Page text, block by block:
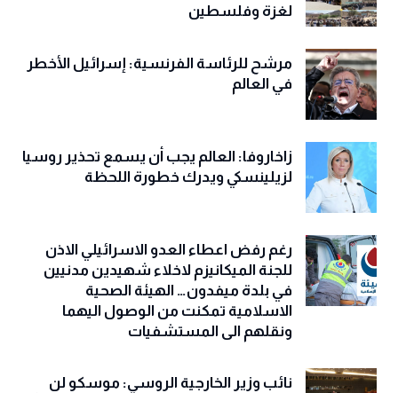
لغزة وفلسطين
مرشح للرئاسة الفرنسية: إسرائيل الأخطر
في العالم
زاخاروفا: العالم يجب أن يسمع تحذير روسيا
لزيلينسكي ويدرك خطورة اللحظة
رغم رفض اعطاء العدو الاسرائيلي الاذن
للجنة الميكانيزم لاخلاء شهيدين مدنيين
في بلدة ميفدون… الهيئة الصحية
الاسلامية تمكنت من الوصول اليهما
ونقلهم الى المستشفيات
نائب وزير الخارجية الروسي: موسكو لن